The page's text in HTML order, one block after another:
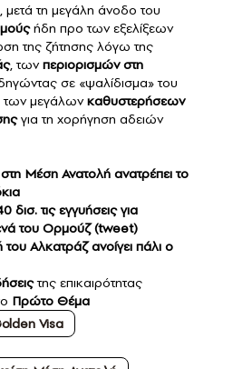
τη μεγάλη άνοδο του
ήδη προ των εξελίξεων
της ζήτησης λόγω της
, τωνπεριορισμών στη
σε «ψαλίδισμα» του
των μεγάλωνκαθυστερήσεων
για τη χορήγηση αδειών
Μέση Ανατολή ανατρέπει το
τις εγγυήσεις για
του Ορμούζ (tweet)
Αλκατράζ ανοίγει πάλι ο
της επικαιρότητας
Πρώτο Θέμα
Visa